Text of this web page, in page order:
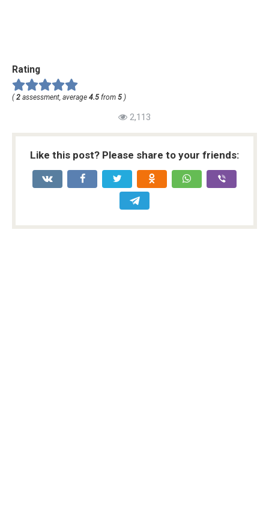
Rating
( 2 assessment, average 4.5 from 5 )
2,113
Like this post? Please share to your friends: